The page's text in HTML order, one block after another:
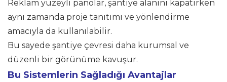
Reklam yüzeyli panolar, şantiye alanını kapatırken
aynı zamanda proje tanıtımı ve yönlendirme
amacıyla da kullanılabilir.
Bu sayede şantiye çevresi daha kurumsal ve
düzenli bir görünüme kavuşur.
Bu Sistemlerin Sağladığı Avantajlar